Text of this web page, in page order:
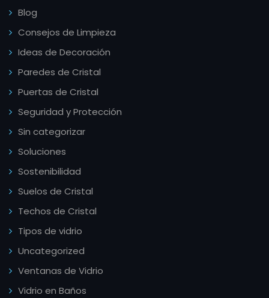
Blog
Consejos de Limpieza
Ideas de Decoración
Paredes de Cristal
Puertas de Cristal
Seguridad y Protección
Sin categorizar
Soluciones
Sostenibilidad
Suelos de Cristal
Techos de Cristal
Tipos de vidrio
Uncategorized
Ventanas de Vidrio
Vidrio en Baños